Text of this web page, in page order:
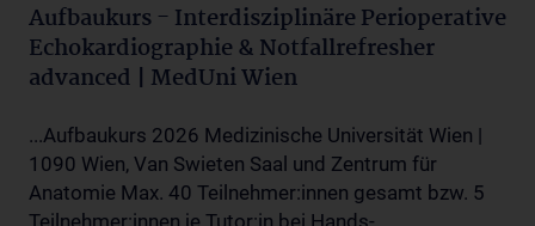
Aufbaukurs - Interdisziplinäre Perioperative
Echokardiographie & Notfallrefresher
advanced | MedUni Wien
...Aufbaukurs 2026 Medizinische Universität Wien |
1090 Wien, Van Swieten Saal und Zentrum für
Anatomie Max. 40 Teilnehmer:innen gesamt bzw. 5
Teilnehmer:innen je Tutor:in bei Hands-